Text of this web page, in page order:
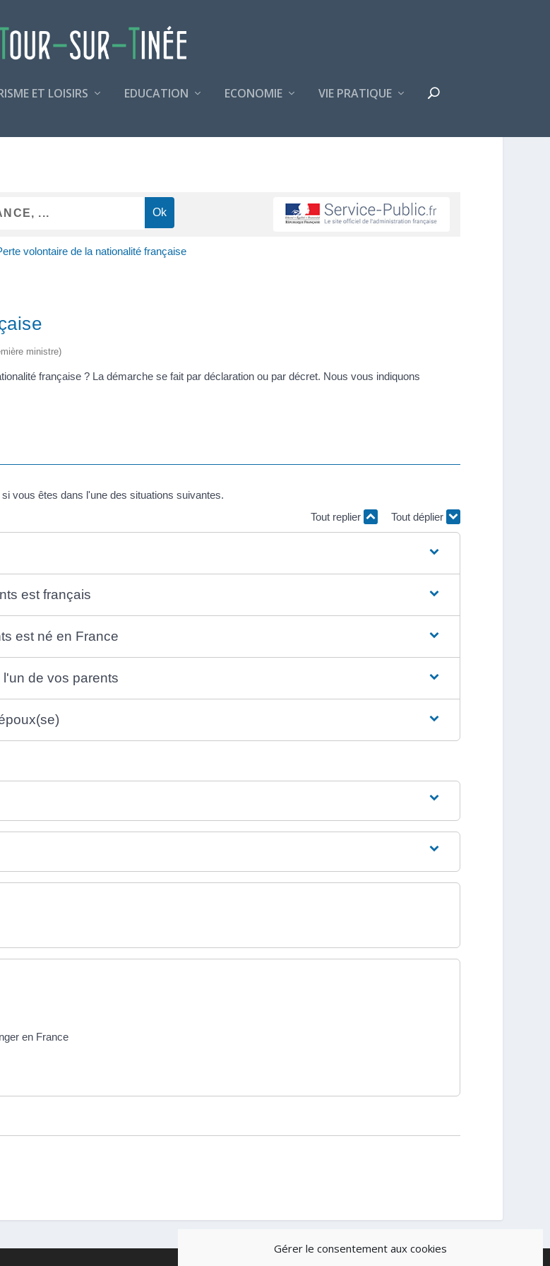
Gérer le consentement aux cookies
ET LOISIRS EDUCATION ECONOMIE VIE PRATIQUE
volontaire de la nationalité française
ministre)
française ? La démarche se fait par déclaration ou par décret. Nous vous indiquons
vous êtes dans l'une des situations suivantes.
Tout replier
Tout déplier
est français
est né en France
de vos parents
en France